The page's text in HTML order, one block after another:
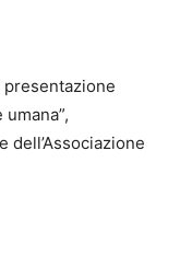
presentazione
dell’Associazione